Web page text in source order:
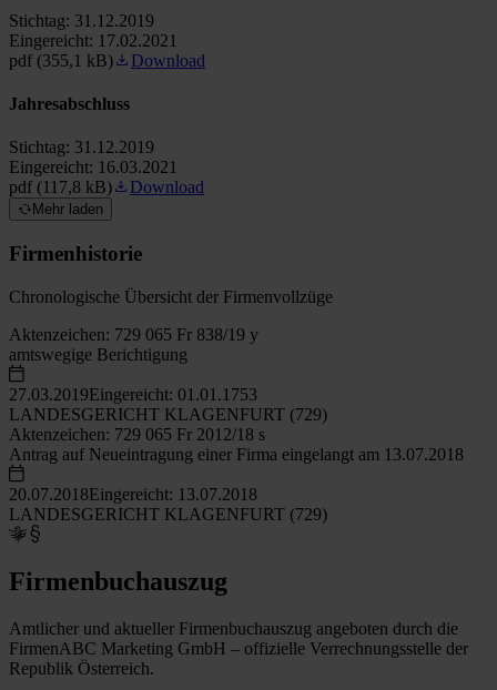
Stichtag: 31.12.2019
Eingereicht: 17.02.2021
pdf (355,1 kB)
Download
Jahresabschluss
Stichtag: 31.12.2019
Eingereicht: 16.03.2021
pdf (117,8 kB)
Download
Mehr laden
Firmenhistorie
Chronologische Übersicht der Firmenvollzüge
Aktenzeichen: 729 065 Fr 838/19 y
amtswegige Berichtigung
27.03.2019Eingereicht: 01.01.1753
LANDESGERICHT KLAGENFURT (729)
Aktenzeichen: 729 065 Fr 2012/18 s
Antrag auf Neueintragung einer Firma eingelangt am 13.07.2018
20.07.2018Eingereicht: 13.07.2018
LANDESGERICHT KLAGENFURT (729)
Firmenbuchauszug
Amtlicher und aktueller Firmenbuchauszug angeboten durch die
FirmenABC Marketing GmbH – offizielle Verrechnungsstelle der
Republik Österreich.